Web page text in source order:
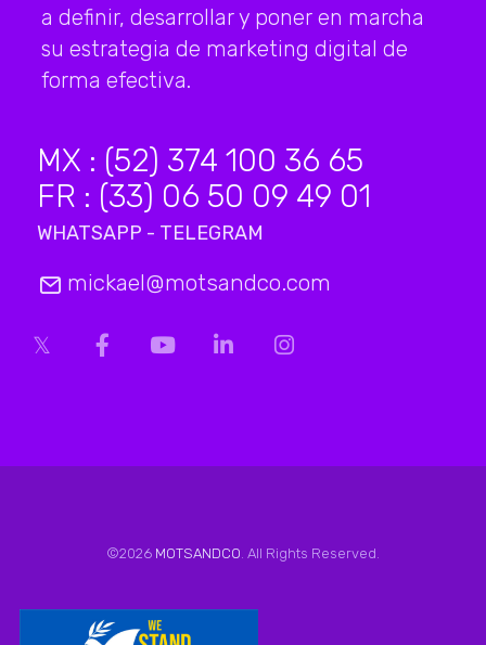
a definir, desarrollar y poner en marcha
su estrategia de marketing digital de
forma efectiva.
MX : (52) 374 100 36 65
FR : (33) 06 50 09 49 01
WHATSAPP - TELEGRAM
mickael@motsandco.com
©2026 MOTSANDCO . All Rights Reserved.